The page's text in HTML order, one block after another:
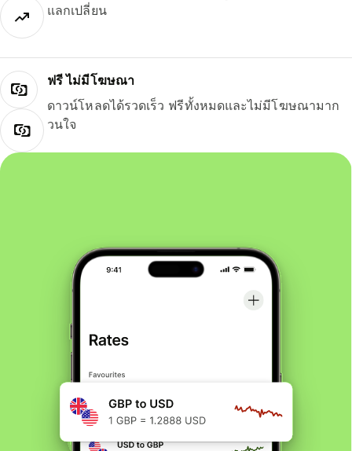
แลกเปลี่ยน
ฟรี ไม่มีโฆษณา
ดาวน์โหลดได้รวดเร็ว ฟรีทั้งหมดและไม่มีโฆษณามาก
วนใจ